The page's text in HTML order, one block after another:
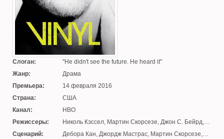
Слоган:
He didn't see the future. He heard it
Жанр:
Драма
Премьера:
14 февраля 2016
Страна:
США
Канал:
HBO
Режиссеры:
Николь Кэссел, Мартин Скорсезе, Джон С. Бейрд,
С.Дж. Кларксон,Аллен Култер ,Питер Соллетт,
Сценарий: Дебора Кан, Джордж Мастрас, Мартин Скорсезе,